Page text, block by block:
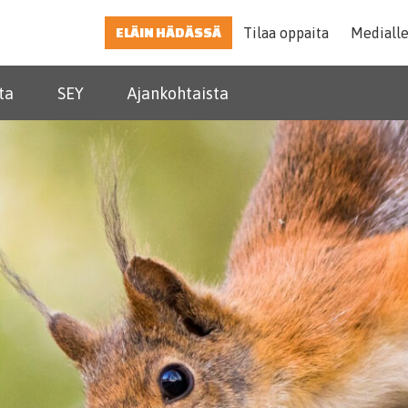
ELÄIN HÄDÄSSÄ Tilaa oppaita Medialle
SEY Ajankohtaista